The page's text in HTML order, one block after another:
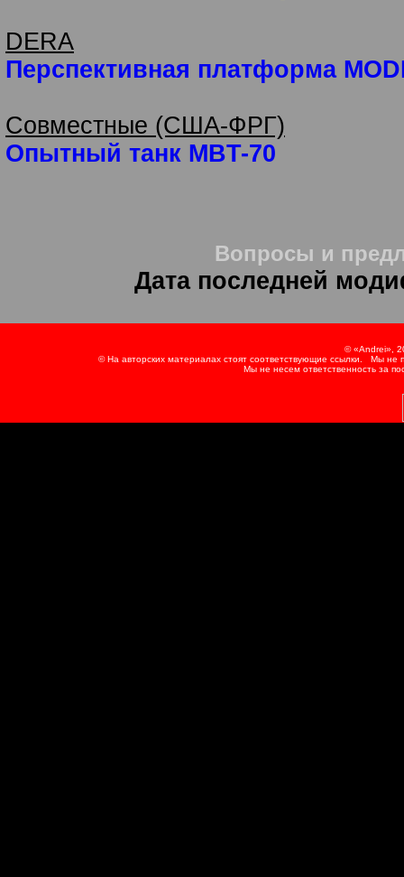
DERA
Перспективная платформа
Совместные (США-ФРГ)
Опытный танк MBT-70
Вопросы и
Дата последней
© «Andrei»,
© На авторских материалах стоят соответствующие ссылки. Мы
Мы не несем ответственность за